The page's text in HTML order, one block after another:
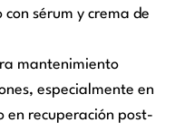
sérum y crema de
mantenimiento
especialmente en
en recuperación post-